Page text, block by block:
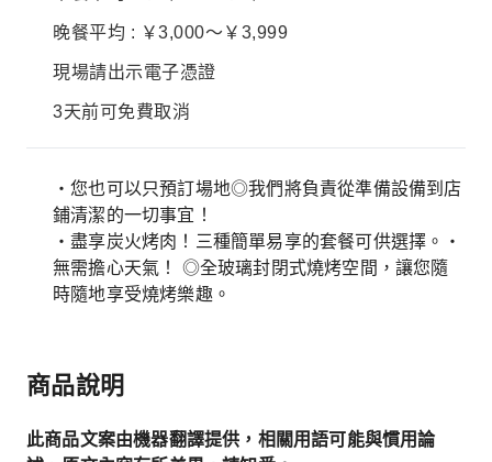
晚餐平均 : ￥3,000～￥3,999
現場請出示電子憑證
3天前可免費取消
・您也可以只預訂場地◎我們將負責從準備設備到店
鋪清潔的一切事宜！
・盡享炭火烤肉！三種簡單易享的套餐可供選擇。・
無需擔心天氣！ ◎全玻璃封閉式燒烤空間，讓您隨
時隨地享受燒烤樂趣。
商品說明
此商品文案由機器翻譯提供，相關用語可能與慣用論